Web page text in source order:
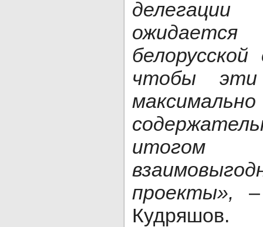
чтобы
проекты», –
Кудряшов.